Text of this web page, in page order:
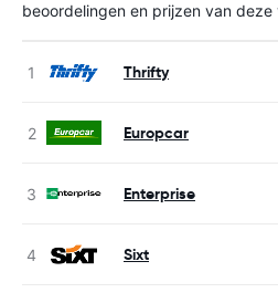
beoordelingen en prijzen van
Thrifty
Europcar
Enterprise
Sixt